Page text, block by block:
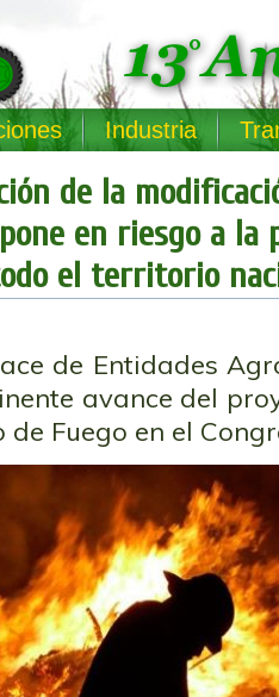
Industria
de la
en riesgo a la
el territorio
de Entidades
avance del
de Fuego en el